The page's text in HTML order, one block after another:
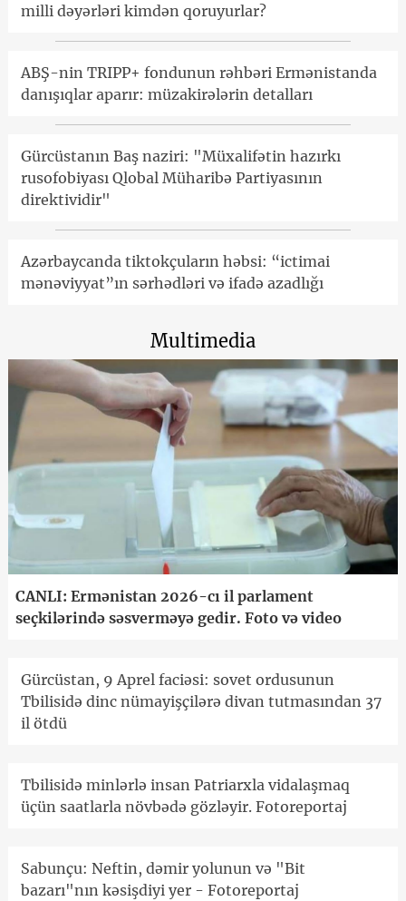
milli dəyərləri kimdən qoruyurlar?
ABŞ-nin TRIPP+ fondunun rəhbəri Ermənistanda
danışıqlar aparır: müzakirələrin detalları
Gürcüstanın Baş naziri: "Müxalifətin hazırkı
rusofobiyası Qlobal Müharibə Partiyasının
direktividir"
Azərbaycanda tiktokçuların həbsi: “ictimai
mənəviyyat”ın sərhədləri və ifadə azadlığı
Multimedia
CANLI: Ermənistan 2026-cı il parlament
seçkilərində səsverməyə gedir. Foto və video
Gürcüstan, 9 Aprel faciəsi: sovet ordusunun
Tbilisidə dinc nümayişçilərə divan tutmasından 37
il ötdü
Tbilisidə minlərlə insan Patriarxla vidalaşmaq
üçün saatlarla növbədə gözləyir. Fotoreportaj
Sabunçu: Neftin, dəmir yolunun və "Bit
bazarı"nın kəsişdiyi yer - Fotoreportaj